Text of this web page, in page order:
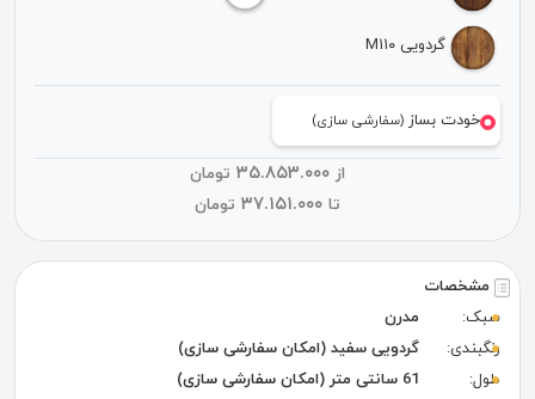
مشخصات
سبک:
مدرن
رنگبندی:
گردویی سفید (امکان سفارشی سازی)
طول:
61 سانتی متر (امکان سفارشی سازی)
گردویی M۱۱۰
خودت بساز(سفارشی سازی)
از
تومان
تا
تومان